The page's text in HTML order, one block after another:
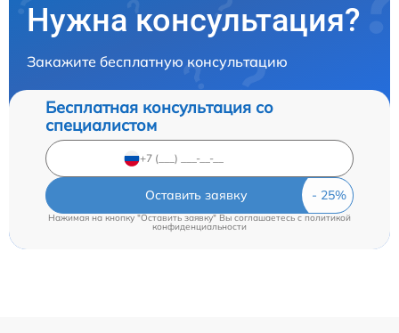
Нужна консультация?
Закажите бесплатную консультацию
Бесплатная консультация со
специалистом
Оставить заявку
Нажимая на кнопку "Оставить заявку" Вы соглашаетесь cполитикой
конфиденциальности